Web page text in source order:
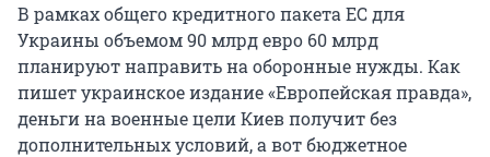
В рамках общего кредитного пакета ЕС для
Украины объемом 90 млрд евро 60 млрд
планируют направить на оборонные нужды. Как
пишет украинское издание «Европейская правда»,
деньги на военные цели Киев получит без
дополнительных условий, а вот бюджетное